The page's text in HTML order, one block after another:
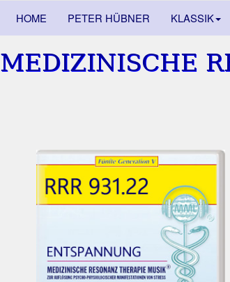
HOME PETER HÜBNER KLASSIK
MEDIZINISCHE